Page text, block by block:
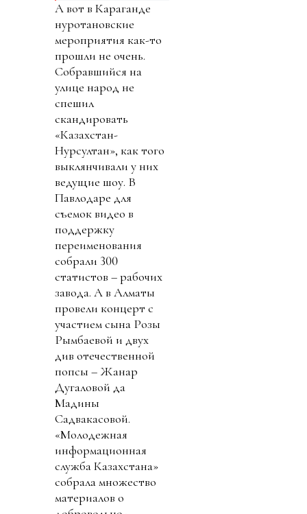
А вот в Караганде
нуротановские
мероприятия как-то
прошли не очень.
Собравшийся на
улице народ не
спешил
скандировать
«Казахстан-
Нурсултан», как того
выклянчивали у них
ведущие шоу. В
Павлодаре для
съемок видео в
поддержку
переименования
собрали 300
статистов – рабочих
завода. А в Алматы
провели концерт с
участием сына Розы
Рымбаевой и двух
див отечественной
попсы – Жанар
Дугаловой да
Мадины
Садвакасовой.
«Молодежная
информационная
служба Казахстана»
собрала множество
материалов о